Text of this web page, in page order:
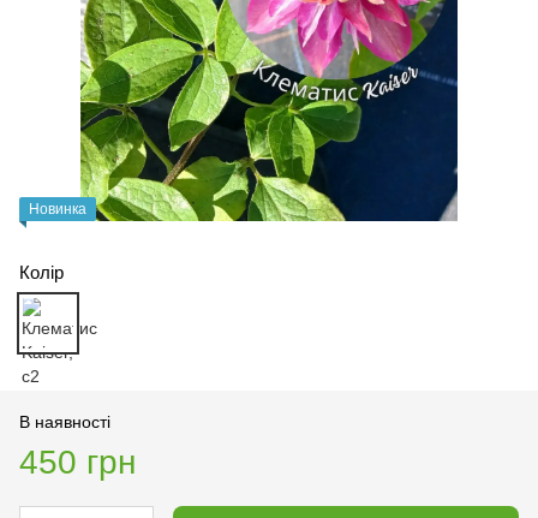
Новинка
Колір
В наявності
450 грн